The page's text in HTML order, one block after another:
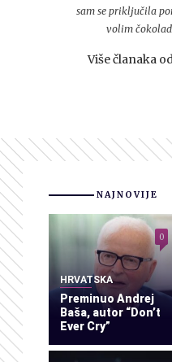
sam se priključila
volim
Više članaka od
NAJNOVIJE
HRVATSKA
Preminuo Andrej
Baša, autor “Don’t
Ever Cry”
0